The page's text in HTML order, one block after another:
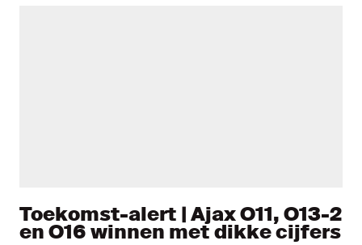
Toekomst-alert | Ajax O11, O13-2
en O16 winnen met dikke cijfers